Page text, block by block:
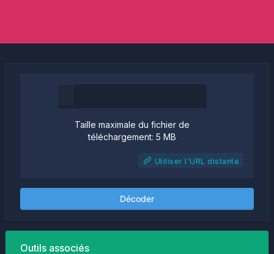
Taille maximale du fichier de
téléchargement: 5 MB
Utiliser l'URL distante
Décoder
Outils associés